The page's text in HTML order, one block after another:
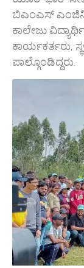
ಕಾಲೇಜು
ಕಾರ್ಯಕರ್ತರು,
ಪಾಲ್ಗೊಂಡಿದ್ದರು.